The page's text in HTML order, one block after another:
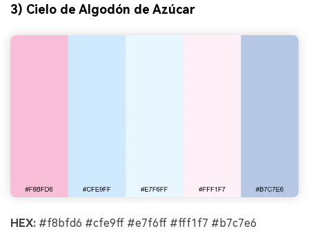
3) Cielo de Algodón de Azúcar
HEX: #f8bfd6 #cfe9ff #e7f6ff #fff1f7 #b7c7e6